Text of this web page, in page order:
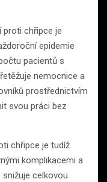
proti chřipce je
epidemie
pacientů s
nemocnice a
prostřednictvím
svou práci bez
chřipce je tudíž
komplikacemi a
celkovou